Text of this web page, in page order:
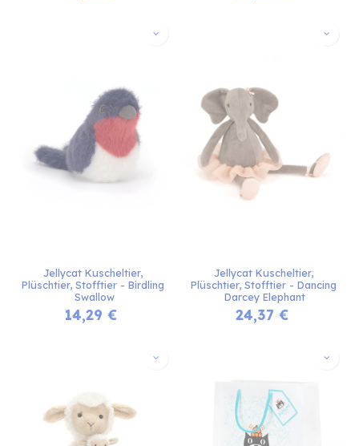
Jellycat Kuscheltier,
Plüschtier, Stofftier - Birdling
Swallow
14,29 €
Jellycat Kuscheltier,
Plüschtier, Stofftier - Dancing
Darcey Elephant
24,37 €